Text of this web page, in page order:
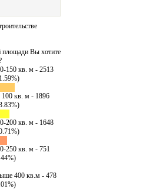
площади Вы хотите
150 кв. м - 2513
100 кв. м - 1896
200 кв. м - 1648
250 кв. м - 751
400 кв.м - 478